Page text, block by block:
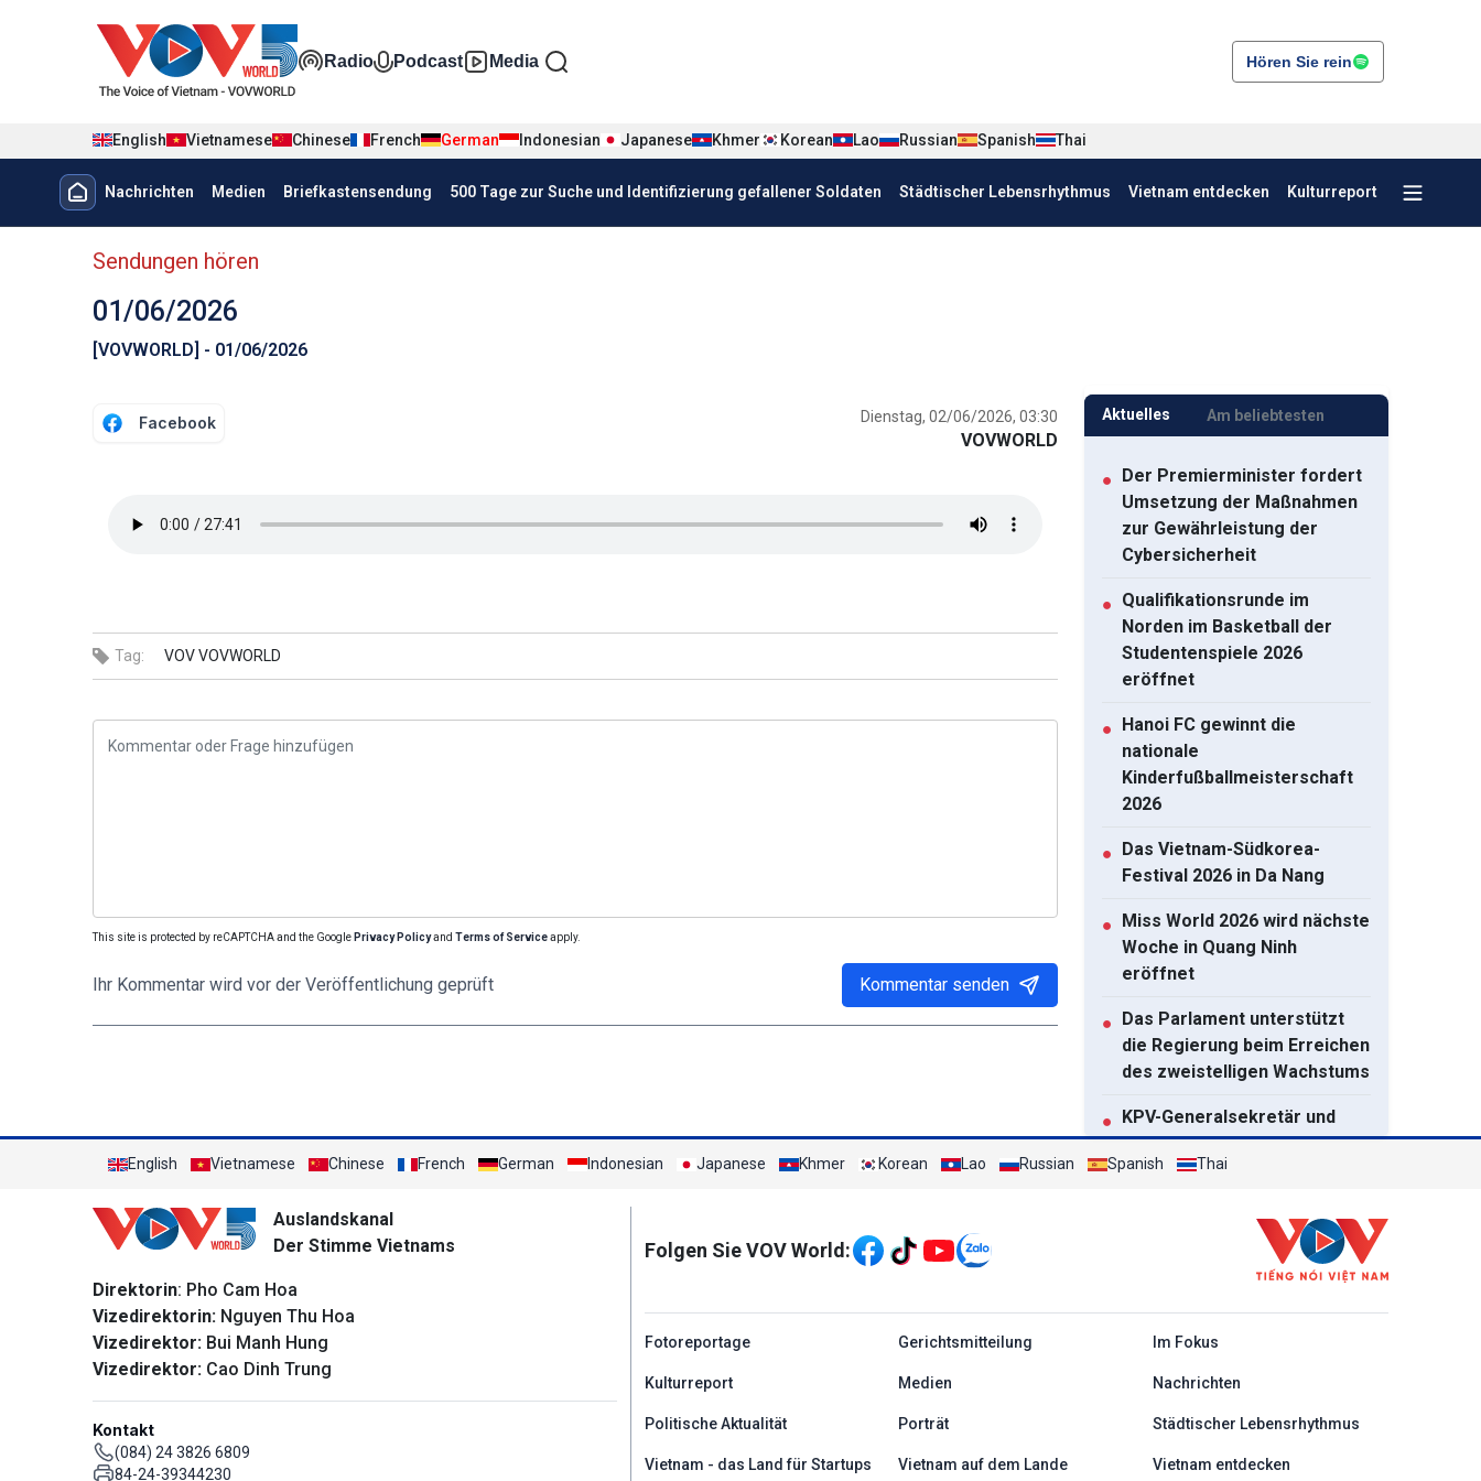
Đa phương tiện tiếng Đức
Radio Podcast Media Hören Sie rein
English Vietnamese Chinese French German Indonesian Japanese Khmer Korean Lao Russian Spanish Thai
Menu trang chủ tiếng Đức
Nachrichten Medien Briefkastensendung 500 Tage zur Suche und Identifizierung gefallener Soldaten Städtischer Lebensrhythmus Vietnam entdecken Kulturreport
menu phụ tiếng Đức
Sendungen hören
01/06/2026
[VOVWORLD] - 01/06/2026
Facebook Dienstag, 02/06/2026, 03:30
VOVWORLD
Tag: VOVVOVWORLD
This site is protected by reCAPTCHA and the Google Privacy Policyand Terms of Serviceapply.
Ihr Kommentar wird vor der Veröffentlichung geprüft Kommentar senden
Aktuelles Am beliebtesten
● Der Premierminister fordert
Umsetzung der Maßnahmen
zur Gewährleistung der
Cybersicherheit
● Qualifikationsrunde im
Norden im Basketball der
Studentenspiele 2026
eröffnet
● Hanoi FC gewinnt die
nationale
Kinderfußballmeisterschaft
2026
● Das Vietnam-Südkorea-
Festival 2026 in Da Nang
● Miss World 2026 wird nächste
Woche in Quang Ninh
eröffnet
● Das Parlament unterstützt
die Regierung beim Erreichen
des zweistelligen Wachstums
● KPV-Generalsekretär und
Staatspräsident To Lam
fordert die Erneuerung der
Zusammenarbeit im
zwischen Vietnam und
Malaysia
Australiens
Premierminister Albanese erwartet
Generalsekretär und
English Vietnamese Chinese French German Indonesian Japanese Khmer Korean Lao Russian Spanish Thai
Auslandskanal
Der Stimme Vietnams
Direktorin: Pho Cam Hoa
Vizedirektorin: Nguyen Thu Hoa
Vizedirektor: Bui Manh Hung
Vizedirektor: Cao Dinh Trung
Kontakt
(084) 24 3826 6809
84-24-39344230
Folgen Sie VOV World:
menu footer tiếng Đức
Fotoreportage Gerichtsmitteilung Im Fokus
Kulturreport Medien Nachrichten
Politische Aktualität Porträt Städtischer Lebensrhythmus
Vietnam - das Land für Startups Vietnam auf dem Lande Vietnam entdecken